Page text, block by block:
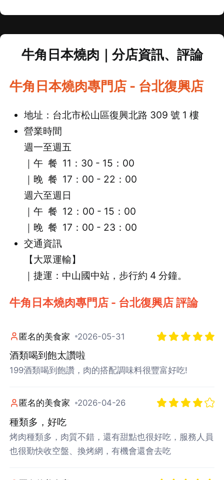
牛角日本燒肉｜分店資訊、評論
牛角日本燒肉專門店 - 台北復興店
地址：台北市松山區復興北路 309 號 1 樓
營業時間
週一至週五
｜午 餐 11：30 - 15：00
｜ 晚 餐 17：00 - 22：00
週六至週日
｜午 餐 12：00 - 15：00
｜ 晚 餐 17：00 - 23：00
交通資訊
【大眾運輸】
｜捷運：中山國中站，步行約 4 分鐘。
牛角日本燒肉專門店 - 台北復興店 評論
匿名的美食家 2026-05-31
酒類喝到飽太讚啦
199酒類喝到飽讚，肉的搭配調味料很豐富好吃!
匿名的美食家 2026-04-26
種類多，好吃
烤肉種類多，肉質不錯，還有甜點也很好吃，服務人員
也很勤快收空盤、換烤網，有機會還會去吃